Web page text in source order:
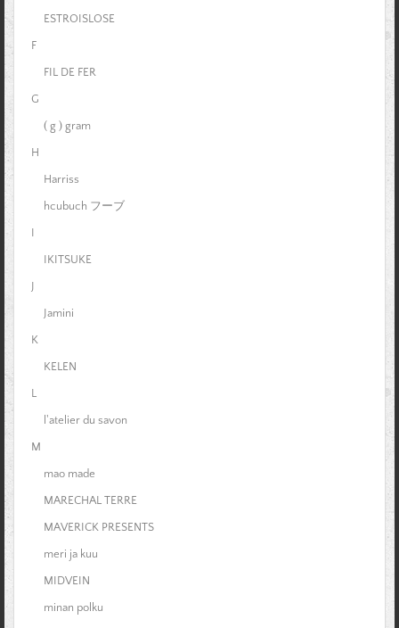
ESTROISLOSE
F
FIL DE FER
G
( g ) gram
H
Harriss
hcubuch フーブ
IKITSUKE
Jamini
K
KELEN
L
l'atelier du savon
M
mao made
MARECHAL TERRE
MAVERICK PRESENTS
meri ja kuu
MIDVEIN
minan polku